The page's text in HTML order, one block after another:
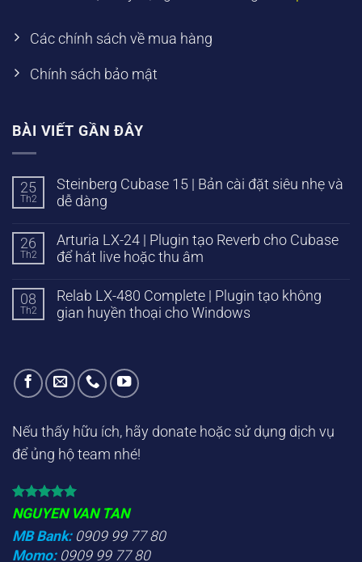
Các chính sách về mua hàng
Chính sách bảo mật
BÀI VIẾT GẦN ĐÂY
25
Th2
Steinberg Cubase 15 | Bản cài đặt siêu nhẹ và
dễ dàng
26
Th2
Arturia LX-24 | Plugin tạo Reverb cho Cubase
để hát live hoặc thu âm
08
Th2
Relab LX-480 Complete | Plugin tạo không
gian huyền thoại cho Windows
Nếu thấy hữu ích, hãy donate hoặc sử dụng dịch vụ
để ủng hộ team nhé!
NGUYEN VAN TAN
MB Bank:0909 99 77 80
Momo:0909 99 77 80